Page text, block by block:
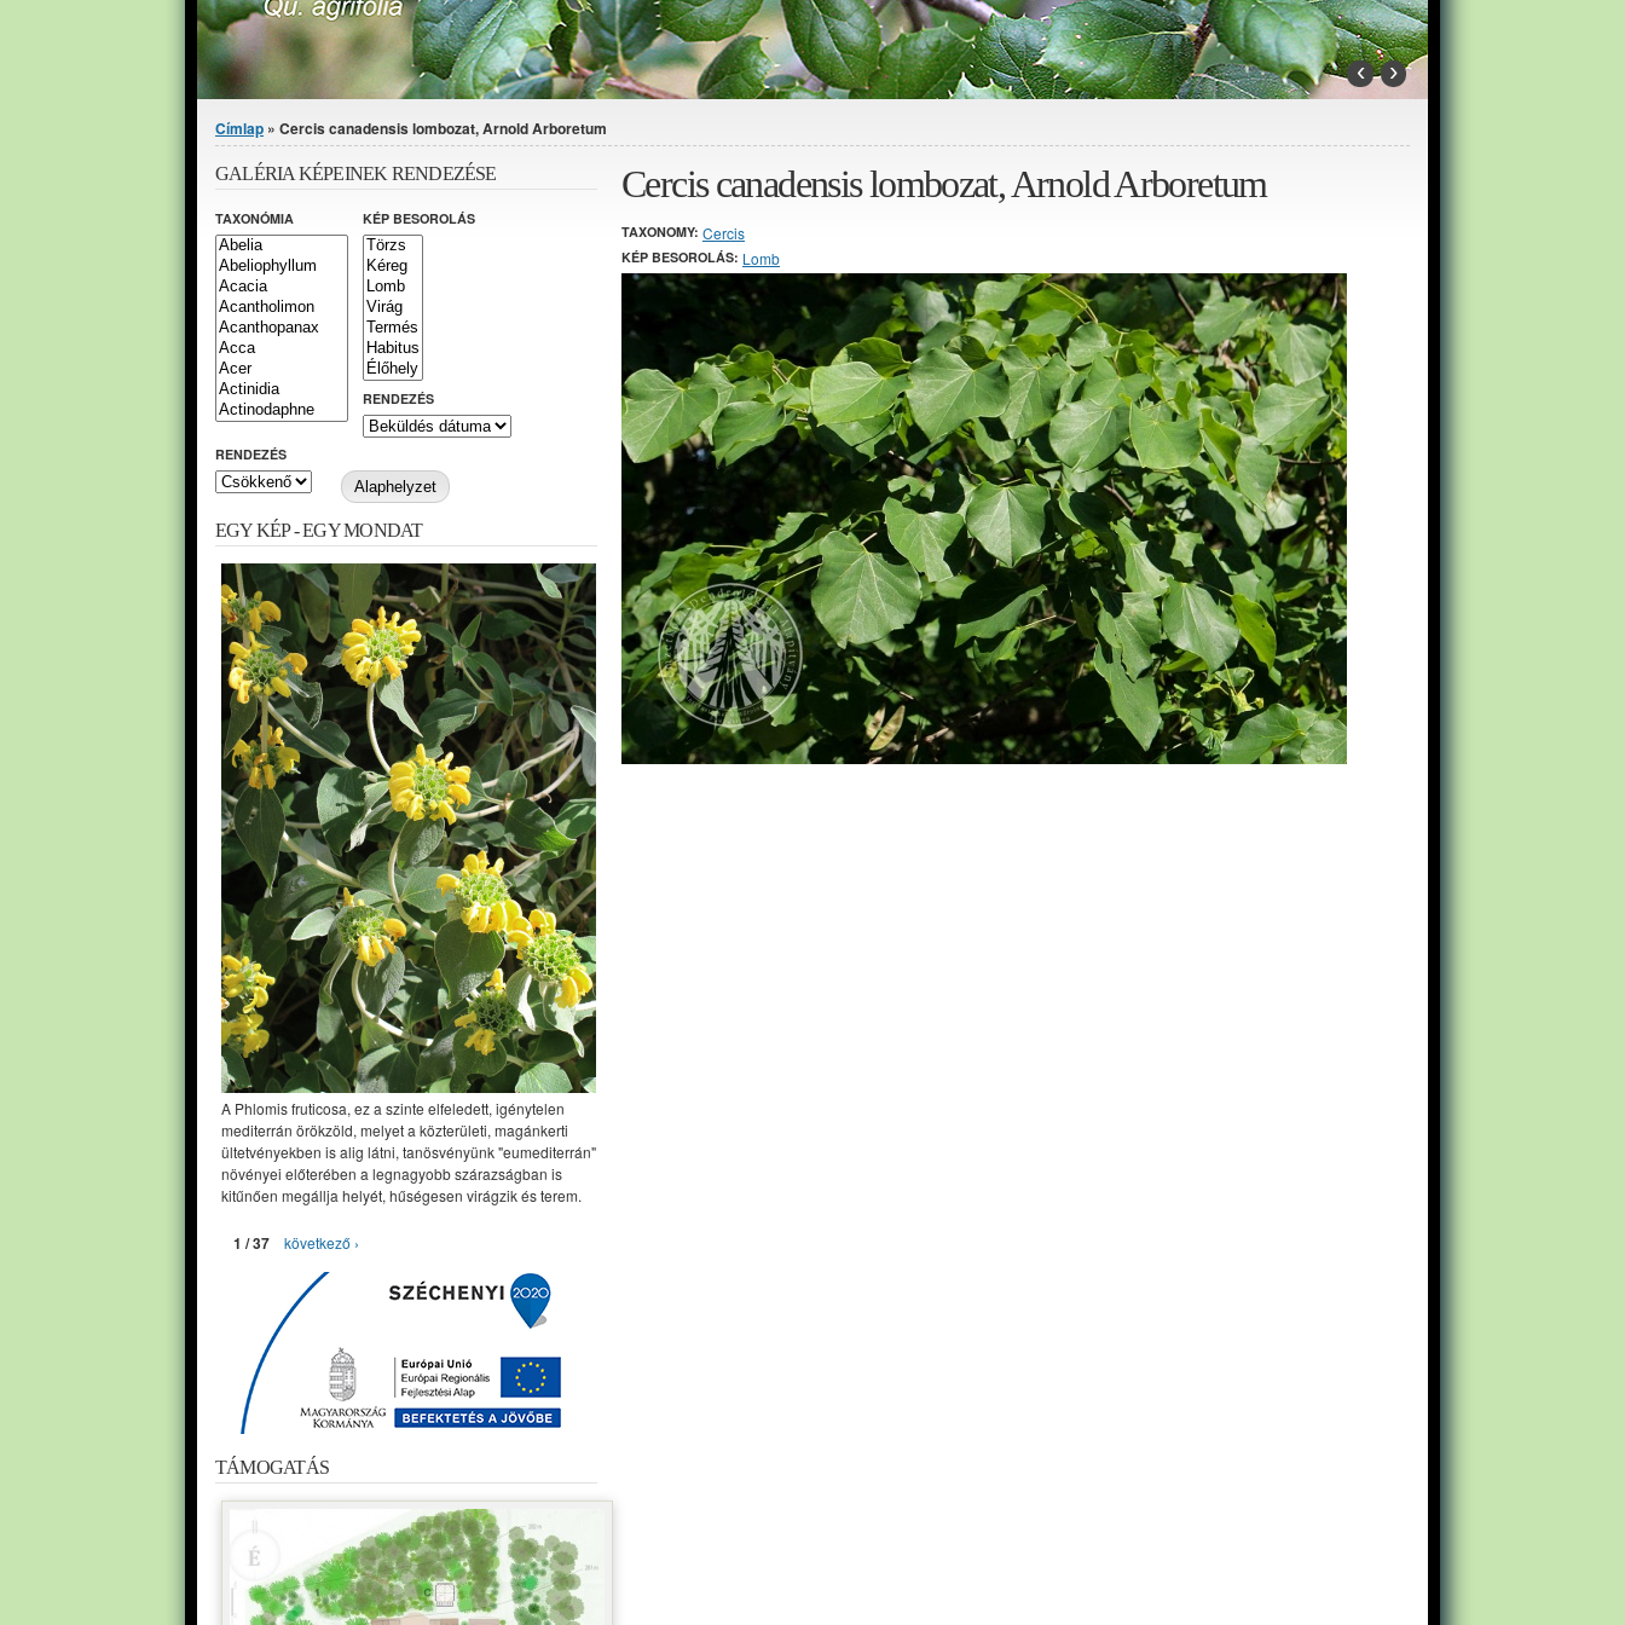
‹ ›
Jelenlegi hely
Címlap » Cercis canadensis lombozat, Arnold Arboretum
Cercis canadensis lombozat, Arnold Arboretum
TAXONOMY: Cercis
KÉP BESOROLÁS: Lomb
GALÉRIA KÉPEINEK RENDEZÉSE
TAXONÓMIA KÉP BESOROLÁS
RENDEZÉS
RENDEZÉS
EGY KÉP - EGY MONDAT
A Phlomis fruticosa, ez a szinte elfeledett, igénytelen
mediterrán örökzöld, melyet a közterületi, magánkerti
ültetvényekben is alig látni, tanösvényünk "eumediterrán"
növényei előterében a legnagyobb szárazságban is
kitűnően megállja helyét, hűségesen virágzik és terem.
1 / 37 következő ›
TÁMOGATÁS